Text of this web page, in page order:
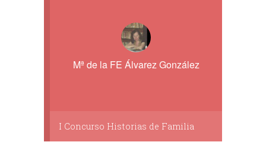
Mª de la FE Álvarez González
I Concurso Historias de Familia